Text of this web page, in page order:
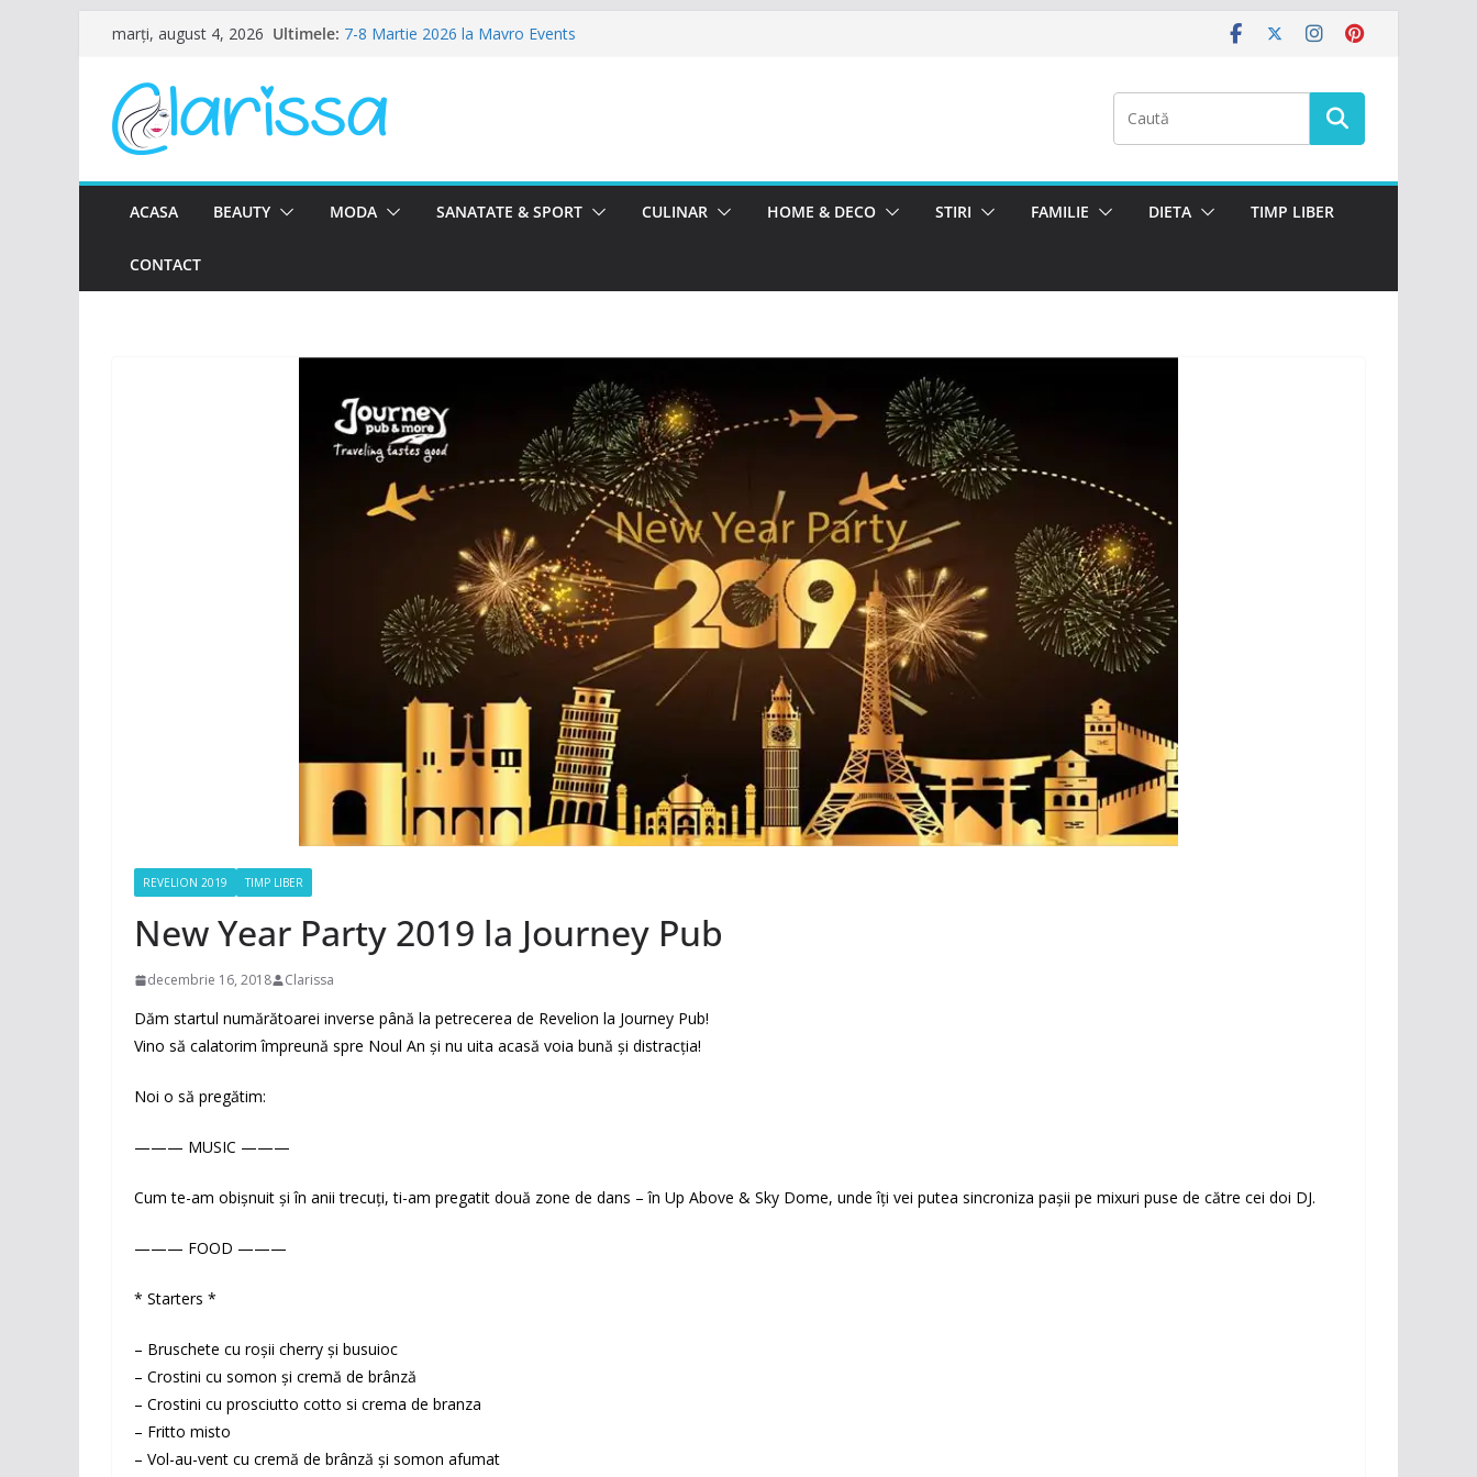
conținut
marți, august 4, 2026 Ultimele: 7-8 Martie 2026 la Mavro Events
Ziua Femeii se sarbatoreste La Teatru. La Calinescu!
Petrecere de Ziua Femeii la La Nasu
ACASA BEAUTY MODA SANATATE & SPORT CULINAR HOME & DECO STIRI FAMILIE DIETA TIMP LIBER
CONTACT
REVELION 2019 TIMP LIBER
New Year Party 2019 la Journey Pub
decembrie 16, 2018 Clarissa
Dăm startul numărătoarei inverse până la petrecerea de Revelion la Journey Pub!
Vino să calatorim împreună spre Noul An și nu uita acasă voia bună și distracția!
Noi o să pregătim:
——— MUSIC ———
Cum te-am obișnuit și în anii trecuți, ti-am pregatit două zone de dans – în Up Above & Sky Dome, unde îți vei putea sincroniza pașii pe mixuri puse de către cei doi DJ.
——— FOOD ———
* Starters *
– Bruschete cu roșii cherry și busuioc
– Crostini cu somon și cremă de brânză
– Crostini cu prosciutto cotto si crema de branza
– Fritto misto
– Vol-au-vent cu cremă de brânză și somon afumat